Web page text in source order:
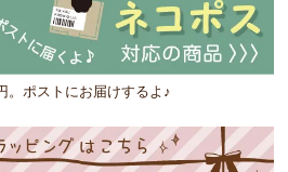
。ポストにお届けするよ♪